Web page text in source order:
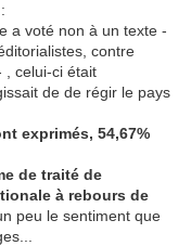
a voté non à un texte -
contre
, celui-ci était
de de régir le pays
exprimés, 54,67%
de traité de
à rebours de
peu le sentiment que